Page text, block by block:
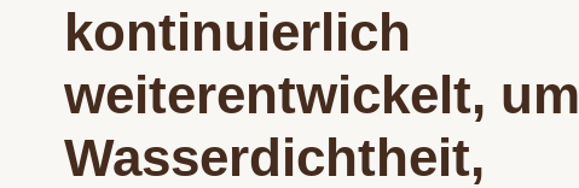
kontinuierlich
weiterentwickelt, um
Wasserdichtheit,